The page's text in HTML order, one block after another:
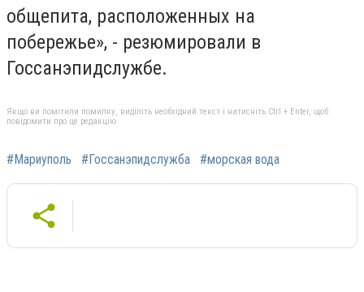
общепита, расположенных на
побережье», - резюмировали в
Госсанэпидслужбе.
Якщо ви помітили помилку, виділіть необхідний текст і натисніть Ctrl + Enter, щоб
повідомити про це редакцію
#Мариуполь #Госсанэпидслужба #морская вода